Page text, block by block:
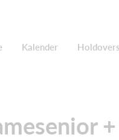
Kalender